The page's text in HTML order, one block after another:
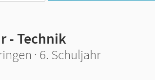
- Technik
· 6. Schuljahr